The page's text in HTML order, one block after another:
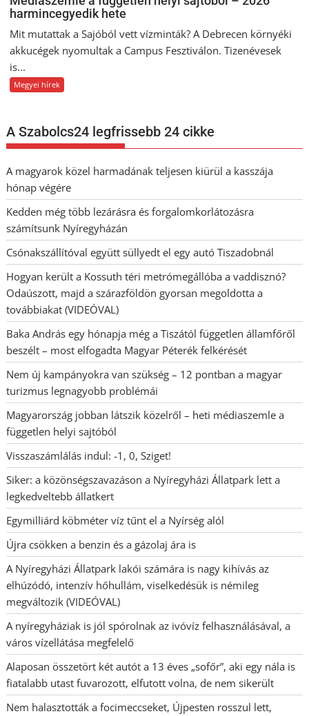
harmincegyedik hete
Mit mutattak a Sajóból vett vízminták? A Debrecen környéki
akkucégek nyomultak a Campus Fesztiválon. Tizenévesek
is...
Megyei hírek
A Szabolcs24 legfrissebb 24 cikke
A magyarok közel harmadának teljesen kiürül a kasszája
hónap végére
Kedden még több lezárásra és forgalomkorlátozásra
számítsunk Nyíregyházán
Csónakszállítóval együtt süllyedt el egy autó Tiszadobnál
Hogyan került a Kossuth téri metrómegállóba a vaddisznó?
Odaúszott, majd a szárazföldön gyorsan megoldotta a
továbbiakat (VIDEÓVAL)
Baka András egy hónapja még a Tiszától független államfőről
beszélt – most elfogadta Magyar Péterék felkérését
Nem új kampányokra van szükség – 12 pontban a magyar
turizmus legnagyobb problémái
Magyarország jobban látszik közelről – heti médiaszemle a
független helyi sajtóból
Visszaszámlálás indul: -1, 0, Sziget!
Siker: a közönségszavazáson a Nyíregyházi Állatpark lett a
legkedveltebb állatkert
Egymilliárd köbméter víz tűnt el a Nyírség alól
Újra csökken a benzin és a gázolaj ára is
A Nyíregyházi Állatpark lakói számára is nagy kihívás az
elhúzódó, intenzív hőhullám, viselkedésük is némileg
megváltozik (VIDEÓVAL)
A nyíregyháziak is jól spórolnak az ivóvíz felhasználásával, a
város vízellátása megfelelő
Alaposan összetört két autót a 13 éves „sofőr”, aki egy nála is
fiatalabb utast fuvarozott, elfutott volna, de nem sikerült
Nem halasztották a focimeccseket, Újpesten rosszul lett,